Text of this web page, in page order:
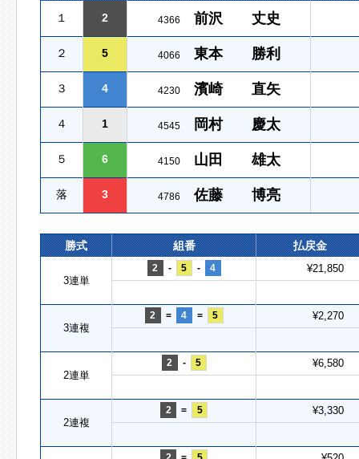
１ 2 4366 前沢 丈史
２ 5 4066 東本 勝利
３ 4 4230 濱崎 直矢
４ 1 4545 岡村 慶太
５ 6 4150 山田 雄太
落 3 4786 佐藤 博亮
勝式 組番 払戻金
3連単
2 - 5 - 4 ¥21,850
3連複
2 = 4 = 5 ¥2,270
2連単
2 - 5 ¥6,580
2連複
2 = 5 ¥3,330